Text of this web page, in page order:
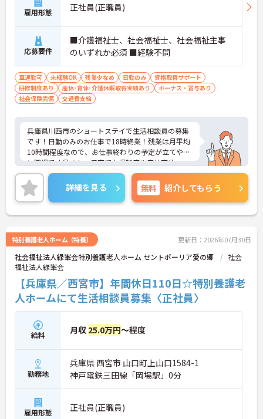
雇用形態 正社員(正職員)
応募要件
■介護福祉士、社会福祉士、社会福祉主事
のいずれか必須 ■経験不問
車通勤可 未経験OK 残業少なめ 日勤のみ
資格取得サポート
研修制度あり
産休･育休･介護休暇取得実績あり
ボーナス・賞与あり
社会保険完備
交通費支給
兵庫県川西市のショートステイで生活相談員の募集
です！日勤のみのお仕事で18時終業！残業は月平均
10時間程度なので、お仕事終わりの予定が立てやす
い職場です◎また、子育て支援制度や産休育休マニ
ュアルがあるので、ご家族がいる方でも安心して働
くことができます♪ご興味のある方は面接ポイント
をお伝えしますので、お気軽にご相談ください！
詳細を見る 無料 紹介してもらう
特別養護老人ホーム（特養） 更新日：2026年07月30日
社会福祉法人緑峯会特別養護老人ホーム セントポーリア愛の郷
社会
福祉法人緑峯会
【兵庫県／西宮市】年間休日110日☆特別養護老
人ホームにて生活相談員募集〈正社員〉
給料 月収 25.0万円～程度
勤務地
兵庫県 西宮市 山口町上山口1584-1
神戸電鉄三田線「岡場駅」0分
雇用形態 正社員(正職員)